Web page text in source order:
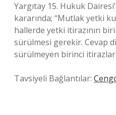
Yargıtay 15. Hukuk
kararında; “Mutlak yetki
hallerde yetki itirazının
sürülmesi gerekir. Cevap
sürülmeyen birinci
Tavsiyeli Bağlantılar: